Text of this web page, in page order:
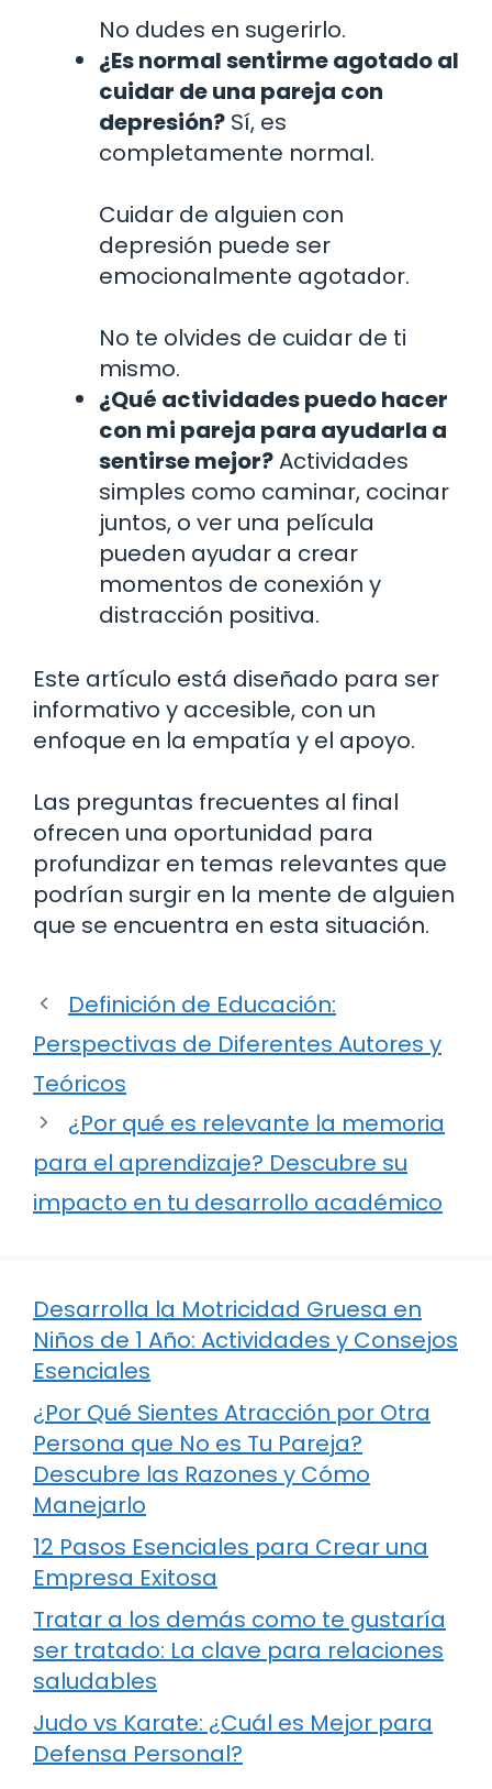
No dudes en sugerirlo.
¿Es normal sentirme agotado al
cuidar de una pareja con
depresión? Sí, es
completamente normal.
Cuidar de alguien con
depresión puede ser
emocionalmente agotador.
No te olvides de cuidar de ti
mismo.
¿Qué actividades puedo hacer
con mi pareja para ayudarla a
sentirse mejor?Actividades
simples como caminar, cocinar
juntos, o ver una película
pueden ayudar a crear
momentos de conexión y
distracción positiva.
Este artículo está diseñado para ser
informativo y accesible, con un
enfoque en la empatía y el apoyo.
Las preguntas frecuentes al final
ofrecen una oportunidad para
profundizar en temas relevantes que
podrían surgir en la mente de alguien
que se encuentra en esta situación.
Definición de Educación:
Perspectivas de Diferentes Autores y
Teóricos
¿Por qué es relevante la memoria
para el aprendizaje? Descubre su
impacto en tu desarrollo académico
Desarrolla la Motricidad Gruesa en
Niños de 1 Año: Actividades y Consejos
Esenciales
¿Por Qué Sientes Atracción por Otra
Persona que No es Tu Pareja?
Descubre las Razones y Cómo
Manejarlo
12 Pasos Esenciales para Crear una
Empresa Exitosa
Tratar a los demás como te gustaría
ser tratado: La clave para relaciones
saludables
Judo vs Karate: ¿Cuál es Mejor para
Defensa Personal?